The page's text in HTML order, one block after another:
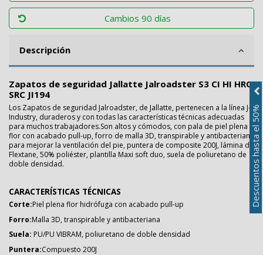
Cambios 90 días
Descripción
Zapatos de seguridad Jallatte Jalroadster S3 CI HI HRO
SRC JI194
Los Zapatos de seguridad Jalroadster, de Jallatte, pertenecen a la línea J-
Industry, duraderos y con todas las características técnicas adecuadas
para muchos trabajadores.Son altos y cómodos, con pala de piel plena
flor con acabado pull-up, forro de malla 3D, transpirable y antibacteriana
para mejorar la ventilación del pie, puntera de composite 200J, lámina de
Flextane, 50% poliéster, plantilla Maxi soft duo, suela de poliuretano de
doble densidad.
CARACTERÍSTICAS TÉCNICAS
Corte:Piel plena flor hidrófuga con acabado pull-up
Forro:Malla 3D, transpirable y antibacteriana
Suela: PU/PU VIBRAM, poliuretano de doble densidad
Puntera:Compuesto 200J
Descuentos hasta el 50%